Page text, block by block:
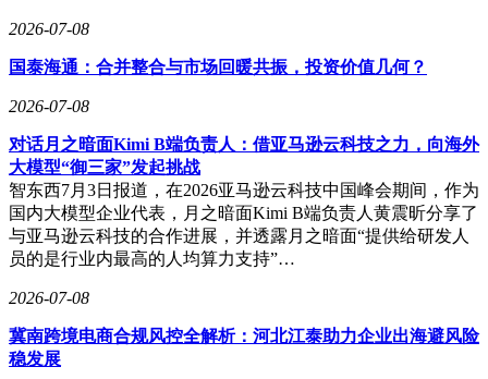
果是否正确、钱是否算清；而WMS关注过程，如业务如何发
生、每一步是否出错、现场是否失控。ERP的数据节奏通常为
日结、批次更新、业务完成后入账；WMS则是实时扫码、动
作级更新、每一步都记录。ERP的使用者主要是管理层，通过
参与仓库作业。ERP的目标是算清成本、利润和账务；WMS
的目标是确保发货准确、不漏货、不混库位、提高效率。简而
言之，ERP解决算得清的问题，WMS解决管得住的问题。许
多企业的问题在于用ERP承担WMS的功能，导致仓库靠手工
补录ERP、库存更新滞后、账实不符，最终仓库依旧混乱。
系统，负责计划、预算、成本和经营结果；WMS是执行系
统，负责仓库动作、库位管理、拣货发货和作业效率。ERP如
同指挥部，决定作战方向、分配资源、评估战果；WMS如同
前线部队，负责具体推进、执行战术、落实每一步。成熟的企
2026-07-08
国泰海通：合并整合与市场回暖共振，投资价值几何？
2026-07-08
对话月之暗面Kimi B端负责人：借亚马逊云科技之力，向海外
大模型“御三家”发起挑战
智东西7月3日报道，在2026亚马逊云科技中国峰会期间，作为
国内大模型企业代表，月之暗面Kimi B端负责人黄震昕分享了
与亚马逊云科技的合作进展，并透露月之暗面“提供给研发人
员的是行业内最高的人均算力支持”…
2026-07-08
冀南跨境电商合规风控全解析：河北江泰助力企业出海避风险
稳发展